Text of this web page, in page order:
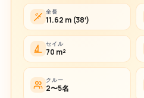
全長
11.62 m (38′)
セイル
70 m²
クルー
2〜5名